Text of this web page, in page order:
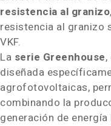
resistencia al granizo
resistencia al granizo
VKF.
La serie Greenhouse,
diseñada
agrofotovoltaicas,
combinando la
generación de energía